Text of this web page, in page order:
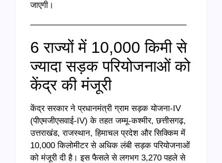
जाएगी।
——————————————————–
6 राज्यों में 10,000 किमी से
ज्यादा सड़क परियोजनाओं को
केंद्र की मंजूरी
केंद्र सरकार ने प्रधानमंत्री ग्राम सड़क योजना-IV
(पीएमजीएसवाई-IV) के तहत जम्मू-कश्मीर, छत्तीसगढ़,
उत्तराखंड, राजस्थान, हिमाचल प्रदेश और सिक्किम में
10,000 किलोमीटर से अधिक लंबी सड़क परियोजनाओं
को मंजूरी दी है। इस फैसले से लगभग 3,270 पहले से